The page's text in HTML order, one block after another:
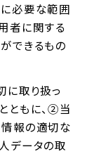
必要な範囲
者に関する
できるもの
に取り扱っ
ともに、②当
報の適切な
データの取